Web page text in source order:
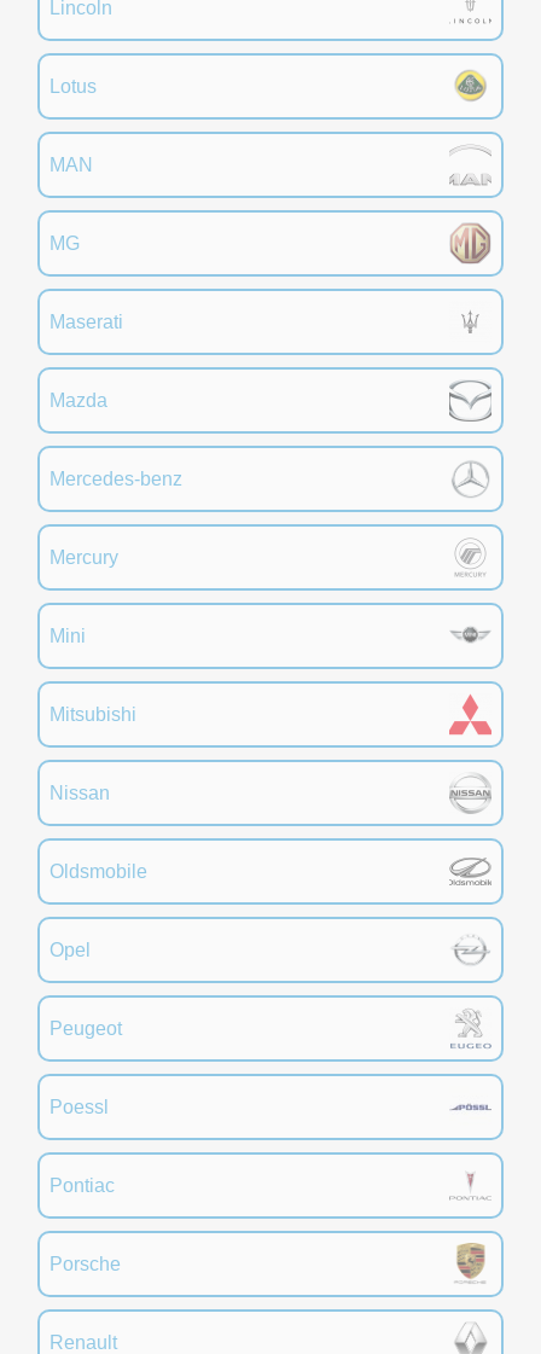
Lincoln
Lotus
MAN
MG
Maserati
Mazda
Mercedes-benz
Mercury
Mini
Mitsubishi
Nissan
Oldsmobile
Opel
Peugeot
Poessl
Pontiac
Porsche
Renault